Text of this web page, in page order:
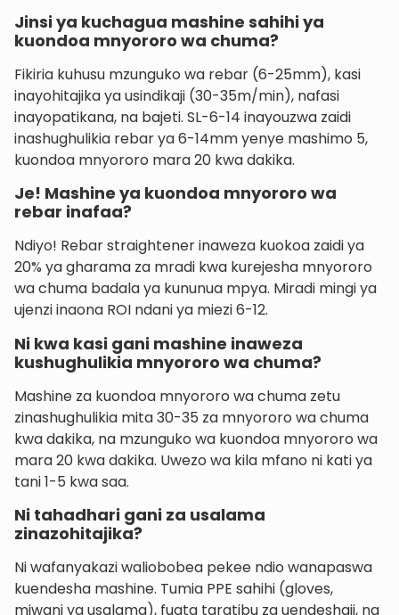
Jinsi ya kuchagua mashine sahihi ya
kuondoa mnyororo wa chuma?
Fikiria kuhusu mzunguko wa rebar (6-25mm), kasi
inayohitajika ya usindikaji (30-35m/min), nafasi
inayopatikana, na bajeti. SL-6-14 inayouzwa zaidi
inashughulikia rebar ya 6-14mm yenye mashimo 5,
kuondoa mnyororo mara 20 kwa dakika.
Je! Mashine ya kuondoa mnyororo wa
rebar inafaa?
Ndiyo! Rebar straightener inaweza kuokoa zaidi ya
20% ya gharama za mradi kwa kurejesha mnyororo
wa chuma badala ya kununua mpya. Miradi mingi ya
ujenzi inaona ROI ndani ya miezi 6-12.
Ni kwa kasi gani mashine inaweza
kushughulikia mnyororo wa chuma?
Mashine za kuondoa mnyororo wa chuma zetu
zinashughulikia mita 30-35 za mnyororo wa chuma
kwa dakika, na mzunguko wa kuondoa mnyororo wa
mara 20 kwa dakika. Uwezo wa kila mfano ni kati ya
tani 1-5 kwa saa.
Ni tahadhari gani za usalama
zinazohitajika?
Ni wafanyakazi waliobobea pekee ndio wanapaswa
kuendesha mashine. Tumia PPE sahihi (gloves,
miwani ya usalama), fuata taratibu za uendeshaji, na